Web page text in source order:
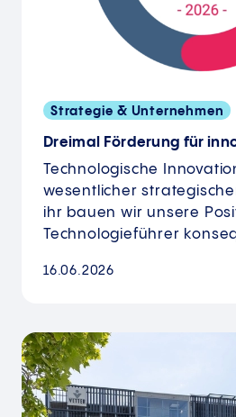
Strategie & Unternehmen
Dreimal Förderung für
Technologische
wesentlicher
ihr bauen wir unsere
Technologieführer
16.06.2026